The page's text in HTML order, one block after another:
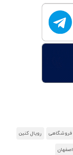
فروشگاهی رویال کنین